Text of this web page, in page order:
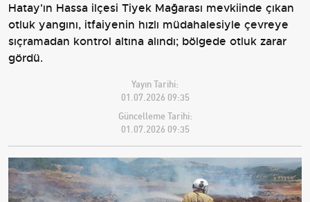
Hatay'ın Hassa ilçesi Tiyek Mağarası mevkiinde çıkan
otluk yangını, itfaiyenin hızlı müdahalesiyle çevreye
sıçramadan kontrol altına alındı; bölgede otluk zarar
gördü.
Yayın Tarihi:
01.07.2026 09:35
Güncelleme Tarihi:
01.07.2026 09:35